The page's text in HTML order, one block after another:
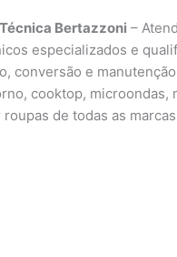
Bertazzoni –
especializados e
conversão e
cooktop, microondas,
de todas as